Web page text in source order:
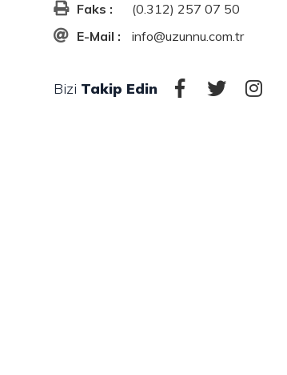
Faks :
(0.312) 257 07 50
E-Mail :
info@uzunnu.com.tr
Bizi Takip Edin